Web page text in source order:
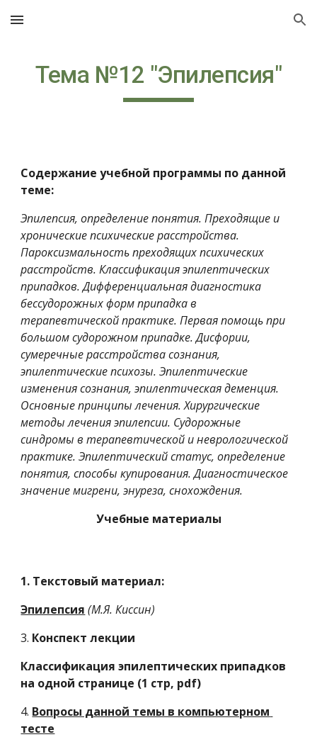
Skip to main content Skip to navigation
Тема №12 "Эпилепсия"
Содержание учебной программы по данной
теме:
Эпилепсия, определение понятия. Преходящие и
хронические психические расстройства.
Пароксизмальность преходящих психических
расстройств. Классификация эпилептических
припадков. Дифференциальная диагностика
бессудорожных форм припадка в
терапевтической практике. Первая помощь при
большом судорожном припадке. Дисфории,
сумеречные расстройства сознания,
эпилептические психозы. Эпилептические
изменения сознания, эпилептическая деменция.
Основные принципы лечения. Хирургические
методы лечения эпилепсии. Судорожные
синдромы в терапевтической и неврологической
практике. Эпилептический статус, определение
понятия, способы купирования. Диагностическое
значение мигрени, энуреза, снохождения.
Учебные материалы
1. Текстовый материал:
Эпилепсия (М.Я. Киссин)
3. Конспект лекции
Классификация эпилептических припадков
на одной странице (1 стр, pdf)
4. Вопросы данной темы в компьютерном
тесте